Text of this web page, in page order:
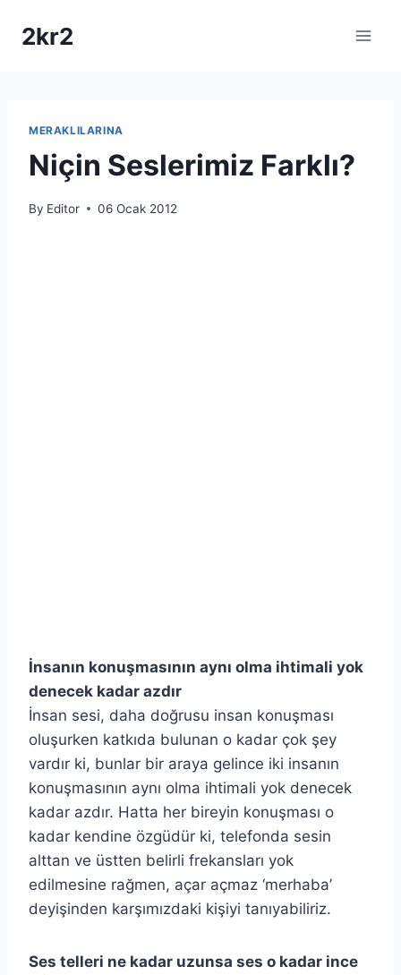
2kr2
MERAKLILARINA
Niçin Seslerimiz Farklı?
By Editor 06 Ocak 2012
İnsanın konuşmasının aynı olma ihtimali yok
denecek kadar azdır
İnsan sesi, daha doğrusu insan konuşması
oluşurken katkıda bulunan o kadar çok şey
vardır ki, bunlar bir araya gelince iki insanın
konuşmasının aynı olma ihtimali yok denecek
kadar azdır. Hatta her bireyin konuşması o
kadar kendine özgüdür ki, telefonda sesin
alttan ve üstten belirli frekansları yok
edilmesine rağmen, açar açmaz ‘merhaba’
deyişinden karşımızdaki kişiyi tanıyabiliriz.
Ses telleri ne kadar uzunsa ses o kadar ince